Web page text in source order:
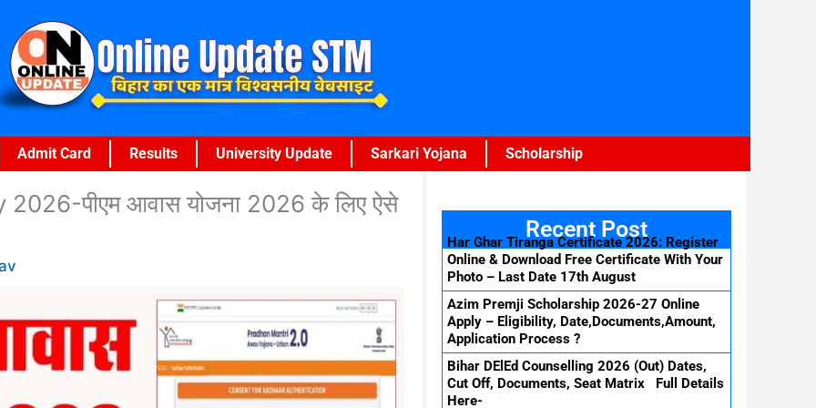
Admit Card Results University Update Sarkari Yojana Scholarship
पीएम आवास योजना 2026 के लिए ऐसे
Recent Post
Har Ghar Tiranga Certificate 2026: Register
Online & Download Free Certificate With Your
Photo – Last Date 17th August
Azim Premji Scholarship 2026-27 Online
Apply – Eligibility, Date,Documents,Amount,
Application Process ?
Bihar DElEd Counselling 2026 (Out) Dates,
Cut Off, Documents, Seat Matrix Full Details
Here-